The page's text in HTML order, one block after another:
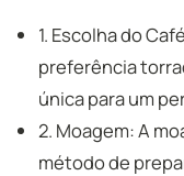
1. Escolha do
preferência
única para um
2. Moagem: A
método de